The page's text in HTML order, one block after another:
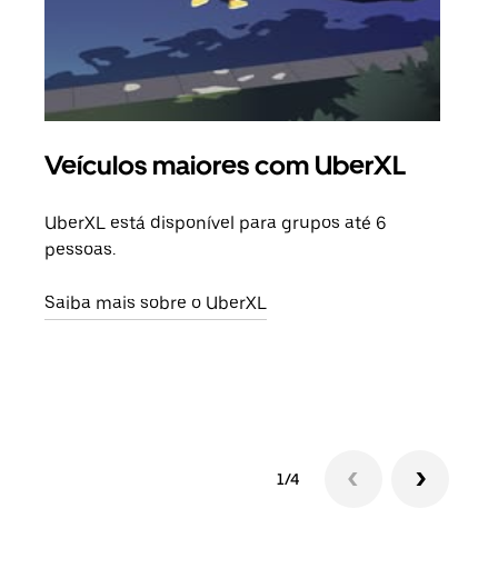
Veículos maiores com UberXL
UberXL está disponível para grupos até 6
pessoas.
Saiba mais sobre o UberXL
1/4